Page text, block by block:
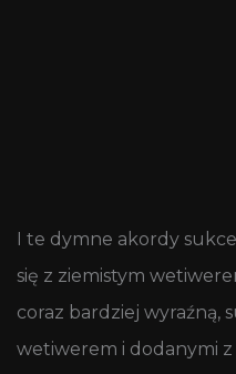
I te dymne akordy
się z ziemistym
coraz bardziej wyraźną,
wetiwerem i dodanymi